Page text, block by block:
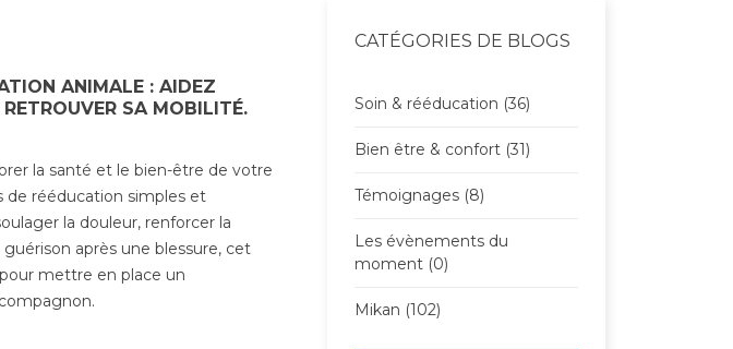
ANIMALE : AIDEZ
SA MOBILITÉ.
la santé et le bien-être de votre
de rééducation simples et
la douleur, renforcer la
après une blessure, cet
mettre en place un
CATÉGORIES DE BLOGS
Soin & rééducation (36)
Bien être & confort (31)
Témoignages (8)
Les évènements du
moment (0)
Mikan (102)